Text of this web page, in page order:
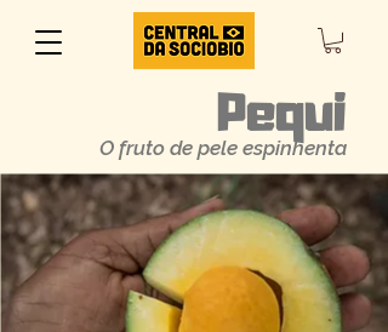
Pequi
O fruto de pele espinhenta